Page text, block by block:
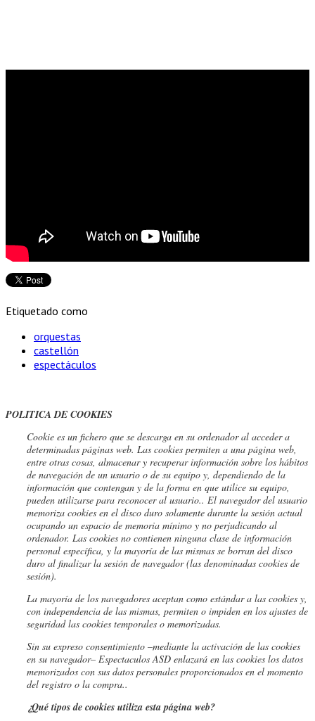
Etiquetado como
orquestas
castellón
espectáculos
POLITICA DE COOKIES
Cookie es un fichero que se descarga en su ordenador al acceder a
determinadas páginas web. Las cookies permiten a una página web,
entre otras cosas, almacenar y recuperar información sobre los hábitos
de navegación de un usuario o de su equipo y, dependiendo de la
información que contengan y de la forma en que utilice su equipo,
pueden utilizarse para reconocer al usuario.. El navegador del usuario
memoriza cookies en el disco duro solamente durante la sesión actual
ocupando un espacio de memoria mínimo y no perjudicando al
ordenador. Las cookies no contienen ninguna clase de información
personal específica, y la mayoría de las mismas se borran del disco
duro al finalizar la sesión de navegador (las denominadas cookies de
sesión).
La mayoría de los navegadores aceptan como estándar a las cookies y,
con independencia de las mismas, permiten o impiden en los ajustes de
seguridad las cookies temporales o memorizadas.
Sin su expreso consentimiento –mediante la activación de las cookies
en su navegador– Espectaculos ASD enlazará en las cookies los datos
memorizados con sus datos personales proporcionados en el momento
del registro o la compra..
¿Qué tipos de cookies utiliza esta página web?